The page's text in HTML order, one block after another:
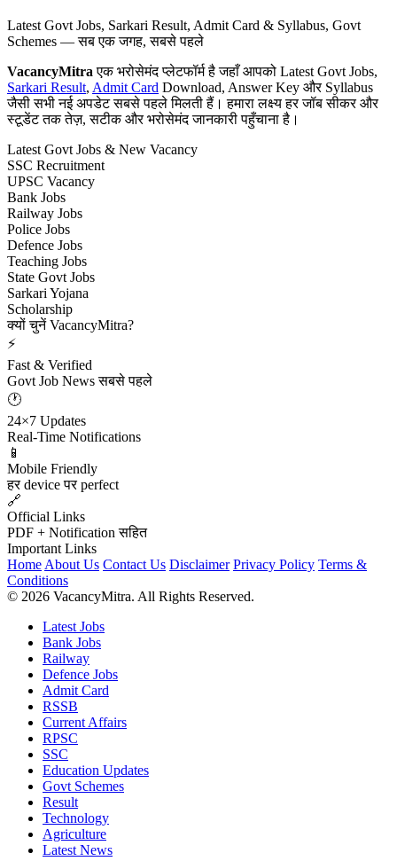
Latest Govt Jobs, Sarkari Result, Admit Card & Syllabus, Govt
Schemes — सब एक जगह, सबसे पहले
VacancyMitra एक भरोसेमंद प्लेटफॉर्म है जहाँ आपको Latest Govt Jobs,
Sarkari Result, Admit Card Download, Answer Key और Syllabus
जैसी सभी नई अपडेट सबसे पहले मिलती हैं। हमारा लक्ष्य हर जॉब सीकर और
स्टूडेंट तक तेज़, सटीक और भरोसेमंद जानकारी पहुँचाना है।
Latest Govt Jobs & New Vacancy
SSC Recruitment
UPSC Vacancy
Bank Jobs
Railway Jobs
Police Jobs
Defence Jobs
Teaching Jobs
State Govt Jobs
Sarkari Yojana
Scholarship
क्यों चुनें VacancyMitra?
⚡
Fast & Verified
Govt Job News सबसे पहले
🕐
24×7 Updates
Real-Time Notifications
📱
Mobile Friendly
हर device पर perfect
🔗
Official Links
PDF + Notification सहित
Important Links
Home About Us Contact Us Disclaimer Privacy Policy Terms &
Conditions
© 2026 VacancyMitra. All Rights Reserved.
Latest Jobs
Bank Jobs
Railway
Defence Jobs
Admit Card
RSSB
Current Affairs
RPSC
SSC
Education Updates
Govt Schemes
Result
Technology
Agriculture
Latest News